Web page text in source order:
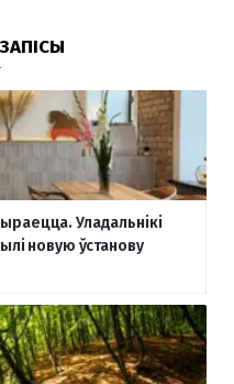
Уладальнікі
новую ўстанову